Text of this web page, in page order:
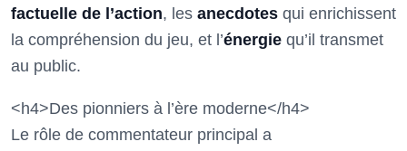
factuelle de l’action, les anecdotes qui enrichissent
la compréhension du jeu, et l’énergie qu’il transmet
au public.
<h4>Des pionniers à l’ère moderne</h4>
Le rôle de commentateur principal a